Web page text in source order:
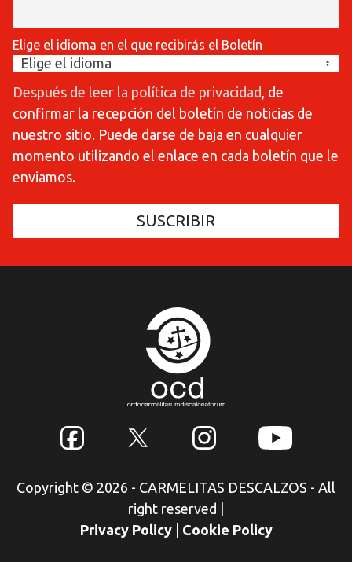
Elige el idioma en el que recibirás el Boletín
Después de leer la política de privacidad, de
confirmar la recepción del boletín de noticias de
nuestro sitio. Puede darse de baja en cualquier
momento utilizando el enlace en cada boletín que le
enviamos.
Copyright © 2026 - CARMELITAS DESCALZOS - All
right reserved
Privacy Policy
Cookie Policy